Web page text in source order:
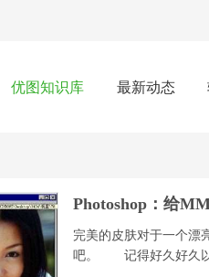
优图知识库 最新动态
Photoshop：给
完美的皮肤对于一个漂
吧。 记得好久好久以